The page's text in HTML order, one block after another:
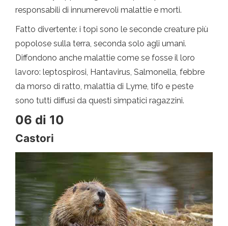
responsabili di innumerevoli malattie e morti.
Fatto divertente: i topi sono le seconde creature più
popolose sulla terra, seconda solo agli umani.
Diffondono anche malattie come se fosse il loro
lavoro: leptospirosi, Hantavirus, Salmonella, febbre
da morso di ratto, malattia di Lyme, tifo e peste
sono tutti diffusi da questi simpatici ragazzini.
06 di 10
Castori